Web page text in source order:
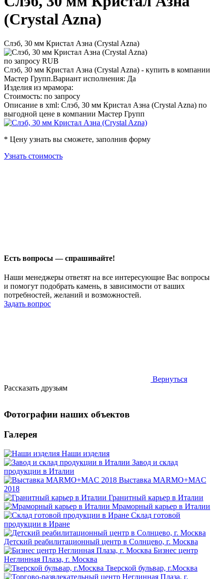
(Crystal Azna)
Слэб, 30 мм Кристал Азна (Crystal Azna)
по запросу RUB
Слэб, 30 мм Кристал Азна (Crystal Azna) - купить в компании
Мастер Групп.Вариант исполнения: Да
Изделия из мрамора:
Стоимость: по запросу
Описание в xml: Слэб, 30 мм Кристал Азна (Crystal Azna) по
выгодной цене в компании Мастер Групп
* Цену узнать вы сможете, заполнив форму
Узнать стоимость
Есть вопросы — спрашивайте!
Наши менеджеры ответят на все интересующие Вас вопросы
и помогут подобрать камень, в зависимости от ваших
потребностей, желаний и возможностей.
Задать вопрос
Вернуться
Рассказать друзьям
Фотографии наших объектов
Галерея
Наши изделия
Завод и склад
продукции в Италии
Выставка MARMO+MAC
2018
Гранитный карьер в Италии
Мраморный карьер в Италии
Склад готовой
продукции в Иране
Детский реабилитационный центр в Солнцево, г. Москва
Бизнес центр
Неглинная Плаза, г. Москва
Тверской бульвар, г.Москва